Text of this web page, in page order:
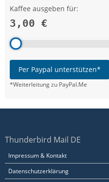
Kaffee ausgeben für:
3,00 €
Per Paypal unterstützen*
*Weiterleitung zu PayPal.Me
Thunderbird Mail DE
Impressum & Kontakt
Datenschutzerklärung